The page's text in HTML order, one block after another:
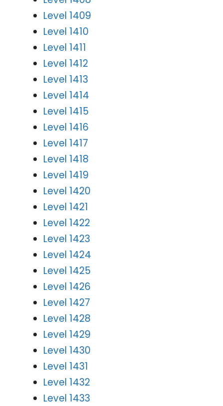
Level 1409
Level 1410
Level 1411
Level 1412
Level 1413
Level 1414
Level 1415
Level 1416
Level 1417
Level 1418
Level 1419
Level 1420
Level 1421
Level 1422
Level 1423
Level 1424
Level 1425
Level 1426
Level 1427
Level 1428
Level 1429
Level 1430
Level 1431
Level 1432
Level 1433